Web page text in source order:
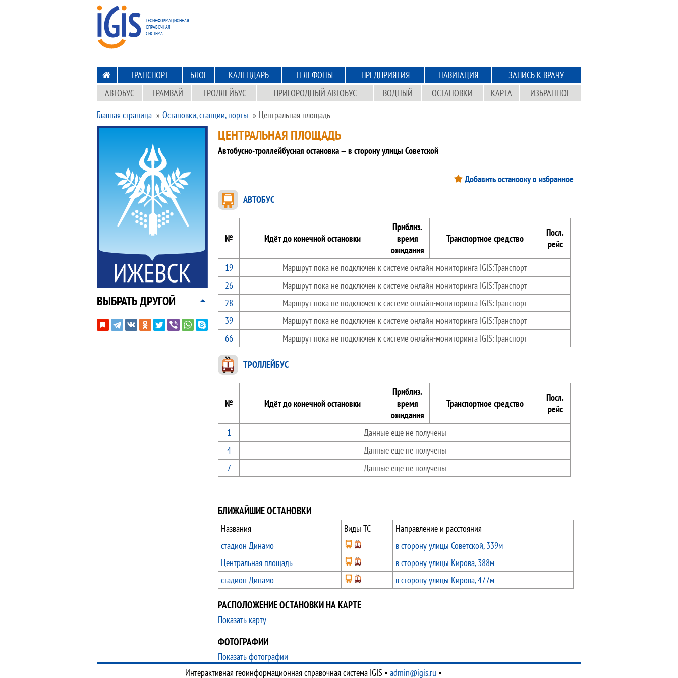
ГЕОИНФОРМАЦИОННАЯ
СПРАВОЧНАЯ
СИСТЕМА
НА ГЛАВНУЮ
ТРАНСПОРТ БЛОГ КАЛЕНДАРЬ ТЕЛЕФОНЫ ПРЕДПРИЯТИЯ НАВИГАЦИЯ
ЗАПИСЬ К ВРАЧУ
АВТОБУС
ТРАМВАЙ ТРОЛЛЕЙБУС ПРИГОРОДНЫЙ АВТОБУС ВОДНЫЙ ОСТАНОВКИ КАРТА
ИЗБРАННОЕ
Главная страница
Остановки, станции, порты Центральная площадь
ЦЕНТРАЛЬНАЯ ПЛОЩАДЬ
Автобусно-троллейбусная остановка — в сторону улицы Советской
Добавить остановку в избранное
АВТОБУС
№ Идёт до конечной остановки
Приблиз.
время
ожидания
Транспортное средство
Посл.
рейс
19
Маршрут пока не подключен к системе онлайн-мониторинга IGIS:Транспорт
26
Маршрут пока не подключен к системе онлайн-мониторинга IGIS:Транспорт
28
Маршрут пока не подключен к системе онлайн-мониторинга IGIS:Транспорт
39
Маршрут пока не подключен к системе онлайн-мониторинга IGIS:Транспорт
66
Маршрут пока не подключен к системе онлайн-мониторинга IGIS:Транспорт
ТРОЛЛЕЙБУС
№ Идёт до конечной остановки
Приблиз.
время
ожидания
Транспортное средство
Посл.
рейс
1
Данные еще не получены
4
Данные еще не получены
7
Данные еще не получены
БЛИЖАЙШИЕ ОСТАНОВКИ
Названия Виды ТС
Направление и расстояния
стадион Динамо
в сторону улицы Советской, 339м
Центральная площадь
в сторону улицы Кирова, 388м
стадион Динамо
в сторону улицы Кирова, 477м
РАСПОЛОЖЕНИЕ ОСТАНОВКИ НА КАРТЕ
Показать карту
ФОТОГРАФИИ
Показать фотографии
ВЫБРАТЬ ДРУГОЙ
Интерактивная геоинформационная справочная система IGIS • admin@igis.ru •